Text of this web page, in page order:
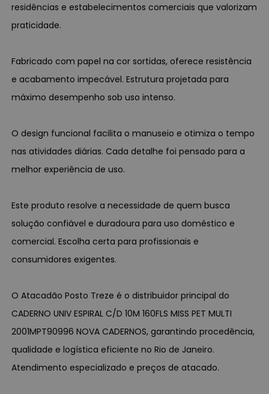
residências e estabelecimentos comerciais que valorizam
praticidade.
Fabricado com papel na cor sortidas, oferece resistência
e acabamento impecável. Estrutura projetada para
máximo desempenho sob uso intenso.
O design funcional facilita o manuseio e otimiza o tempo
nas atividades diárias. Cada detalhe foi pensado para a
melhor experiência de uso.
Este produto resolve a necessidade de quem busca
solução confiável e duradoura para uso doméstico e
comercial. Escolha certa para profissionais e
consumidores exigentes.
O Atacadão Posto Treze é o distribuidor principal do
CADERNO UNIV ESPIRAL C/D 10M 160FLS MISS PET MULTI
2001MPT90996 NOVA CADERNOS, garantindo procedência,
qualidade e logística eficiente no Rio de Janeiro.
Atendimento especializado e preços de atacado.